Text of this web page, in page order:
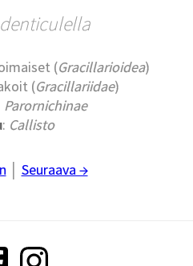
(Gracillarioidea)
(Gracillariidae)
Parornichinae
: Callisto
Seuraava →